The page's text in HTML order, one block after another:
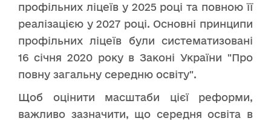
профільних ліцеїв у 2025 році та повною її
реалізацією у 2027 році. Основні принципи
профільних ліцеїв були систематизовані
16 січня 2020 року в Законі України "Про
повну загальну середню освіту".
Щоб оцінити масштаби цієї реформи,
важливо зазначити, що середня освіта в